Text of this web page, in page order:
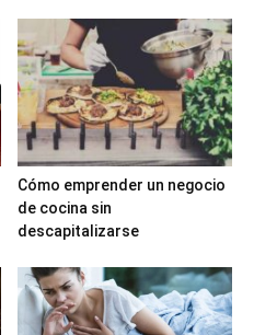
Cómo emprender un negocio
de cocina sin
descapitalizarse